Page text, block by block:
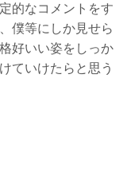
的なコメントをす
僕等にしか見せら
好いい姿をしっか
ていけたらと思う